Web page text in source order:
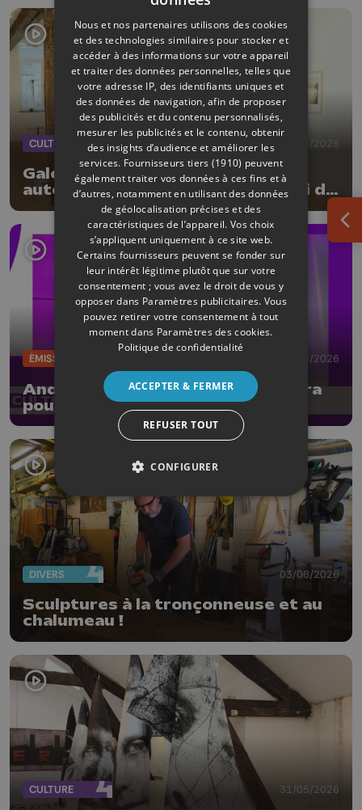
CULTURE 08/06/2026
Galerie Colon : 3 artistes réunis
autour du noir et blanc mais aussi de
la matière
ÉMISSIONS 05/06/2026
André Borbé signe un nouvel opéra
pour le jeune public
DIVERS 03/06/2026
Sculptures à la tronçonneuse et au
chalumeau !
CULTURE 31/05/2026
Nous et nos partenaires utilisons des cookies
et des technologies similaires pour stocker et
accéder à des informations sur votre appareil
et traiter des données personnelles, telles que
votre adresse IP, des identifiants uniques et
des données de navigation, afin de proposer
des publicités et du contenu personnalisés,
mesurer les publicités et le contenu, obtenir
des insights d’audience et améliorer les
services. Fournisseurs tiers (1910) peuvent
également traiter vos données à ces fins et à
d’autres, notamment en utilisant des données
de géolocalisation précises et des
caractéristiques de l’appareil. Vos choix
s’appliquent uniquement à ce site web.
Certains fournisseurs peuvent se fonder sur
leur intérêt légitime plutôt que sur votre
consentement ; vous avez le droit de vous y
opposer dans Paramètres publicitaires. Vous
pouvez retirer votre consentement à tout
moment dans Paramètres des cookies.
Politique de confidentialité
ACCEPTER & FERMER
REFUSER TOUT
CONFIGURER